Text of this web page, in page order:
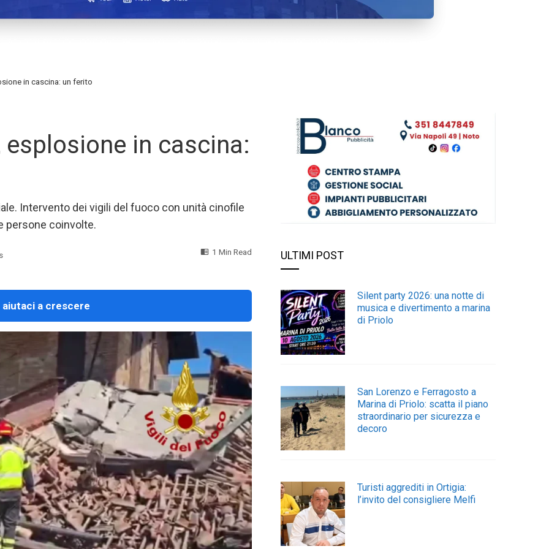
in cascina: un ferito
in cascina:
Intervento dei vigili del fuoco con unità cinofile
persone coinvolte.
1 Min Read
aiutaci a crescere
ULTIMI POST
Silent party 2026: una notte di
musica e divertimento a marina
di Priolo
San Lorenzo e Ferragosto a
Marina di Priolo: scatta il piano
straordinario per sicurezza e
decoro
Turisti aggrediti in Ortigia:
l’invito del consigliere Melfi